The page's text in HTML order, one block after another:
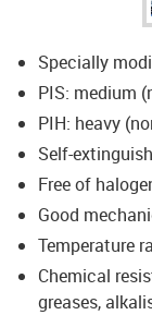
Specially
PIS: medium
PIH: heavy
Self-
Free of
Good
Temperature
Chemical
greases,